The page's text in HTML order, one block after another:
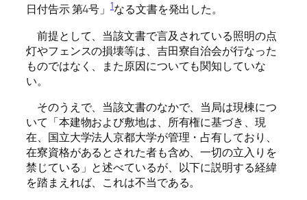
日付告示 第4号」1なる文書を発出した。
前提として、当該文書で言及されている照明の点
灯やフェンスの損壊等は、吉田寮自治会が行なった
ものではなく、また原因についても関知していな
い。
そのうえで、当該文書のなかで、当局は現棟につ
いて「本建物および敷地は、所有権に基づき、現
在、国立大学法人京都大学が管理・占有しており、
在寮資格があるとされた者も含め、一切の立入りを
禁じている」と述べているが、以下に説明する経緯
を踏まえれば、これは不当である。